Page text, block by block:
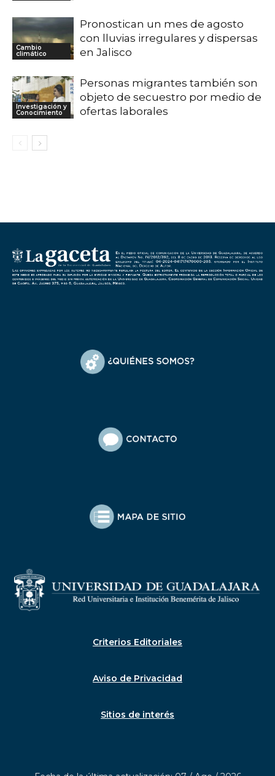
Cambio
climático
Pronostican un mes de agosto
con lluvias irregulares y dispersas
en Jalisco
Investigación y
Conocimiento
Personas migrantes también son
objeto de secuestro por medio de
ofertas laborales
Criterios Editoriales
Aviso de Privacidad
Sitios de interés